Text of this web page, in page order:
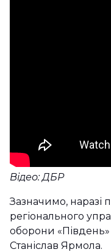
Відео: ДБР
Зазначимо, наразі
регіонального
оборони
Станіслав Ярмола.